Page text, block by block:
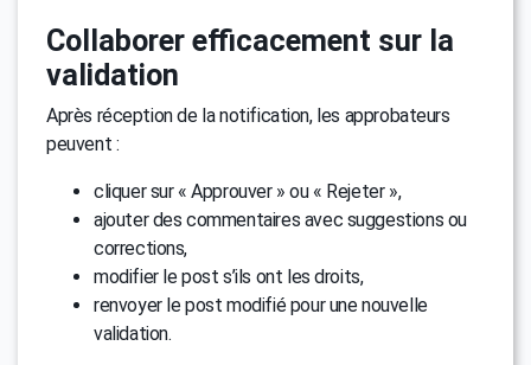
Collaborer efficacement sur la
validation
Après réception de la notification, les approbateurs
peuvent :
cliquer sur « Approuver » ou « Rejeter »,
ajouter des commentaires avec suggestions ou
corrections,
modifier le post s’ils ont les droits,
renvoyer le post modifié pour une nouvelle
validation.